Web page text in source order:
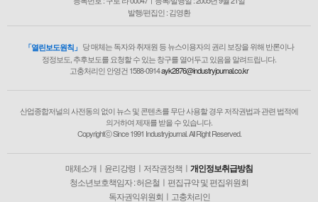
발행/편집인 : 김영환
「열린보도원칙」 당 매체는 독자와 취재원 등 뉴스이용자의 권리 보장을 위해 반론이나
정정보도, 추후보도를 요청할 수 있는 창구를 열어두고 있음을 알려드립니다.
고충처리인 안영건 1588-0914ayk2876@industryjournal.co.kr
산업종합저널의 사전동의 없이 뉴스 및 콘텐츠를 무단 사용할 경우 저작권법과 관련 법적에
의거하여 제재를 받을 수 있습니다.
Copyrightⓒ Since 1991 Industryjournal. All Right Reserved.
매체소개 ㅣ 윤리강령 ㅣ 저작권정책 ㅣ 개인정보취급방침
청소년보호책임자 : 허은철 ㅣ 편집규약 및 편집위원회
독자권익위원회 ㅣ 고충처리인